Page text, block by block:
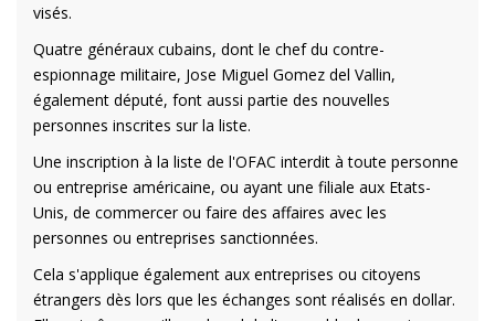
visés.
Quatre généraux cubains, dont le chef du contre-
espionnage militaire, Jose Miguel Gomez del Vallin,
également député, font aussi partie des nouvelles
personnes inscrites sur la liste.
Une inscription à la liste de l'OFAC interdit à toute personne
ou entreprise américaine, ou ayant une filiale aux Etats-
Unis, de commercer ou faire des affaires avec les
personnes ou entreprises sanctionnées.
Cela s'applique également aux entreprises ou citoyens
étrangers dès lors que les échanges sont réalisés en dollar.